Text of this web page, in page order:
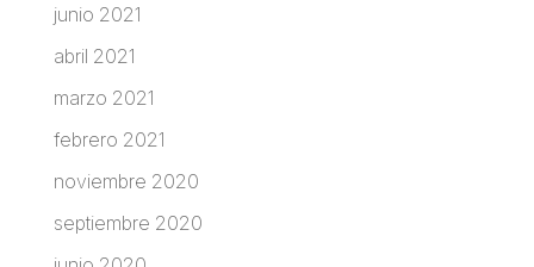
junio 2021
abril 2021
marzo 2021
febrero 2021
noviembre 2020
septiembre 2020